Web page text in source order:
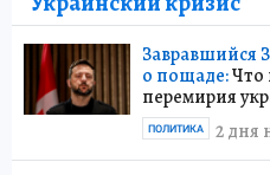
Завравшийся
о пощаде:Что
перемирия
2 дня
ПОЛИТИКА